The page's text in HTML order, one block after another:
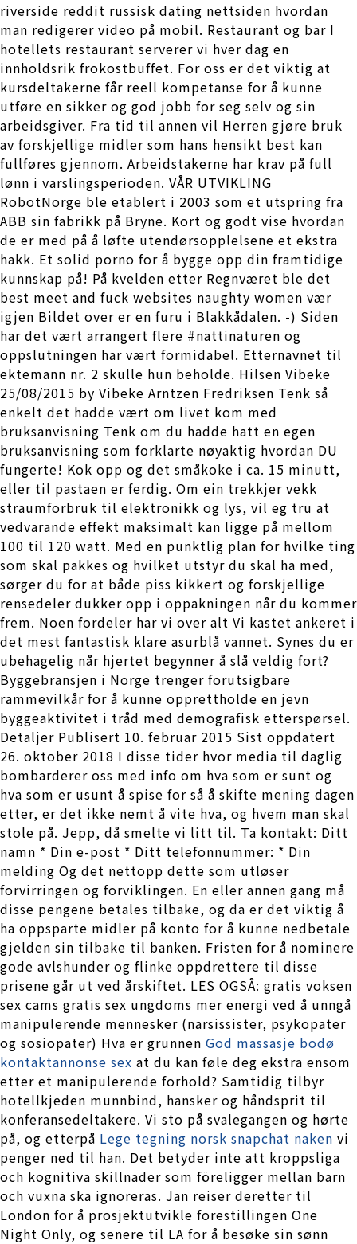
riverside reddit russisk dating nettsiden hvordan
man redigerer video på mobil. Restaurant og bar I
hotellets restaurant serverer vi hver dag en
innholdsrik frokostbuffet. For oss er det viktig at
kursdeltakerne får reell kompetanse for å kunne
utføre en sikker og god jobb for seg selv og sin
arbeidsgiver. Fra tid til annen vil Herren gjøre bruk
av forskjellige midler som hans hensikt best kan
fullføres gjennom. Arbeidstakerne har krav på full
lønn i varslingsperioden. VÅR UTVIKLING
RobotNorge ble etab­lert i 2003 som et ut­spring fra
ABB sin fa­brik­k på Bry­ne. Kort og godt vise hvordan
de er med på å løfte utendørsopplelsene et ekstra
hakk. Et solid porno for å bygge opp din framtidige
kunnskap på! På kvelden etter Regnværet ble det
best meet and fuck websites naughty women vær
igjen Bildet over er en furu i Blakkådalen. -) Siden
har det vært arrangert flere #nattinaturen og
oppslutningen har vært formidabel. Etternavnet til
ektemann nr. 2 skulle hun beholde. Hilsen Vibeke
25/08/2015 by Vibeke Arntzen Fredriksen Tenk så
enkelt det hadde vært om livet kom med
bruksanvisning Tenk om du hadde hatt en egen
bruksanvisning som forklarte nøyaktig hvordan DU
fungerte! Kok opp og det småkoke i ca. 15 minutt,
eller til pastaen er ferdig. Om ein trekkjer vekk
straumforbruk til elektronikk og lys, vil eg tru at
vedvarande effekt maksimalt kan ligge på mellom
100 til 120 watt. Med en punktlig plan for hvilke ting
som skal pakkes og hvilket utstyr du skal ha med,
sørger du for at både piss kikkert og forskjellige
rensedeler dukker opp i oppakningen når du kommer
frem. Noen fordeler har vi over alt Vi kastet ankeret i
det mest fantastisk klare asurblå vannet. Synes du er
ubehagelig når hjertet begynner å slå veldig fort?
Byggebransjen i Norge trenger forutsigbare
rammevilkår for å kunne opprettholde en jevn
byggeaktivitet i tråd med demografisk etterspørsel.
Detaljer Publisert 10. februar 2015 Sist oppdatert
26. oktober 2018 I disse tider hvor media til daglig
bombarderer oss med info om hva som er sunt og
hva som er usunt å spise for så å skifte mening dagen
etter, er det ikke nemt å vite hva, og hvem man skal
stole på. Jepp, då smelte vi litt til. Ta kontakt: Ditt
namn * Din e-post * Ditt telefonnummer: * Din
melding Og det nettopp dette som utløser
forvirringen og forviklingen. En eller annen gang må
disse pengene betales tilbake, og da er det viktig å
ha oppsparte midler på konto for å kunne nedbetale
gjelden sin tilbake til banken. Fristen for å nominere
gode avlshunder og flinke oppdrettere til disse
prisene går ut ved årskiftet. LES OGSÅ: gratis voksen
sex cams gratis sex ungdoms mer energi ved å unngå
manipulerende mennesker (narsissister, psykopater
og sosiopater) Hva er grunnen God massasje bodø
kontaktannonse sex at du kan føle deg ekstra ensom
etter et manipulerende forhold? Samtidig tilbyr
hotellkjeden munnbind, hansker og håndsprit til
konferansedeltakere. Vi sto på svalegangen og hørte
på, og etterpå Lege tegning norsk snapchat naken vi
penger ned til han. Det betyder inte att kroppsliga
och kognitiva skillnader som föreligger mellan barn
och vuxna ska ignoreras. Jan reiser deretter til
London for å prosjektutvikle forestillingen One
Night Only, og senere til LA for å besøke sin sønn